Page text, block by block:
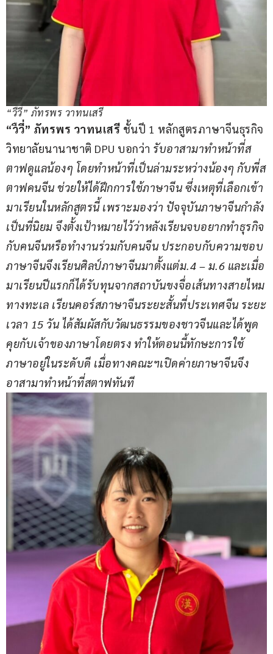
“วืวี่” ภัทรพร วาทนเสรี
“วืวี่” ภัทรพร วาทนเสรี ชั้นปี 1 หลักสูตรภาษาจีนธุรกิจ
วิทยาลัยนานาชาติ DPU บอกว่า รับอาสามาทำหน้าที่ส
ตาฟดูแลน้องๆ โดยทำหน้าที่เป็นล่ามระหว่างน้องๆ กับพี่ส
ตาฟคนจีน ช่วยให้ได้ฝึกการใช้ภาษาจีน ซึ่งเหตุที่เลือกเข้า
มาเรียนในหลักสูตรนี้ เพราะมองว่า ปัจจุบันภาษาจีนกำลัง
เป็นที่นิยม จึงตั้งเป้าหมายไว้ว่าหลังเรียนจบอยากทำธุรกิจ
กับคนจีนหรือทำงานร่วมกับคนจีน ประกอบกับความชอบ
ภาษาจีนจึงเรียนศิลป์ภาษาจีนมาตั้งแต่ม.4 – ม.6 และเมื่อ
มาเรียนปีแรกก็ได้รับทุนจากสถาบันขงจื่อเส้นทางสายไหม
ทางทะเล เรียนคอร์สภาษาจีนระยะสั้นที่ประเทศจีน ระยะ
เวลา 15 วัน ได้สัมผัสกับวัฒนธรรมของชาวจีนและได้พูด
คุยกับเจ้าของภาษาโดยตรง ทำให้ตอนนี้ทักษะการใช้
ภาษาอยู่ในระดับดี เมื่อทางคณะฯเปิดค่ายภาษาจีนจึง
อาสามาทำหน้าที่สตาฟทันที